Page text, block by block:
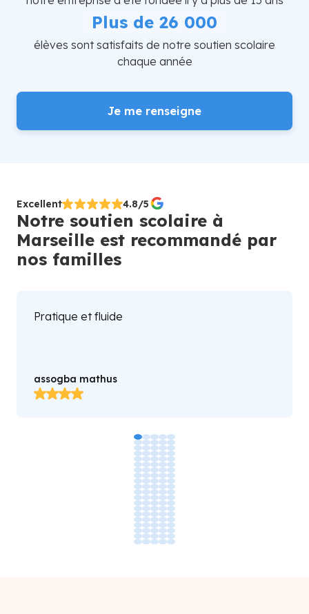
Plus de 26 000
élèves sont satisfaits de notre soutien scolaire
chaque année
Je me renseigne
Excellent 4.8/5
Notre soutien scolaire à
Marseille est recommandé par
nos familles
Très bonne agence il offre un bon suivi
Fatoumata Diaraye Diallo